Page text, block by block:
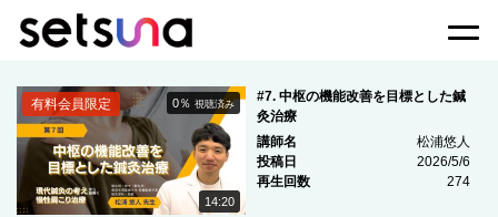
14:20
0％視聴済み
有料会員限定
#7. 中枢の機能改善を目標とした鍼
灸治療
講師名
松浦悠人
投稿日
2026/5/6
再生回数
274